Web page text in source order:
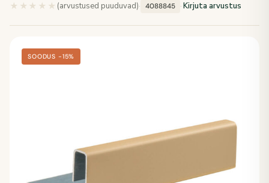
★★★★★ ★★★★★
(arvustused puuduvad)· 4088845 ·Kirjuta arvustus
SOODUS −15%